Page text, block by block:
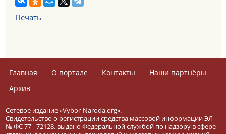
Печать
Главная О портале Контакты
Наши партнёры
Архив
Сетевое издание «Vybor-Naroda.org».
Свидетельство о регистрации средства массовой информации ЭЛ
№ ФС 77 - 72128, выдано Федеральной службой по надзору в сфере